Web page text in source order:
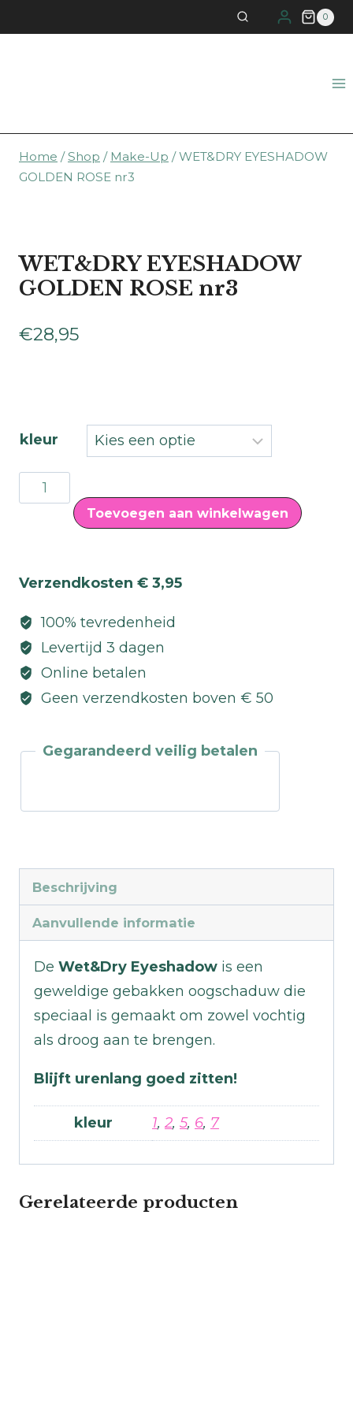
naar
0
Home / Shop / Make-Up / WET&DRY EYESHADOW
GOLDEN ROSE nr3
WET&DRY EYESHADOW
GOLDEN ROSE nr3
€28,95
kleur
WET&DRY
EYESHADOW
GOLDEN
nr3
Toevoegen aan winkelwagen
Verzendkosten € 3,95
100% tevredenheid
Levertijd 3 dagen
Online betalen
Geen verzendkosten boven € 50
Gegarandeerd veilig betalen
Beschrijving
Aanvullende informatie
De Wet&Dry Eyeshadow is een
geweldige gebakken oogschaduw die
speciaal is gemaakt om zowel vochtig
als droog aan te brengen.
Blijft urenlang goed zitten!
kleur 1, 2, 5, 6, 7
Gerelateerde producten